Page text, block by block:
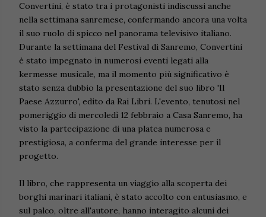
Convertini, è stato tra i protagonisti indiscussi anche
nella settimana sanremese, confermando ancora una volta
il suo ruolo di spicco nel panorama televisivo italiano.
Durante la settimana del Festival di Sanremo, Convertini
è stato impegnato in numerosi eventi legati alla
kermesse musicale, ma il momento più significativo è
stato senza dubbio la presentazione del suo libro 'Il
Paese Azzurro', edito da Rai Libri. L'evento, tenutosi nel
pomeriggio di mercoledì 12 febbraio a Casa Sanremo, ha
visto la partecipazione di una platea numerosa e
prestigiosa, a conferma del grande interesse per il
progetto.
Il libro, che rappresenta un viaggio alla scoperta dei
borghi marinari italiani, è stato accolto con entusiasmo, e
sul palco, oltre all'autore, hanno interagito alcuni dei